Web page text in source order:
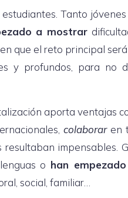
Tanto
a mostrar
que el reto principal será
y profundos, para no
aporta ventajas
colaboraren
impensables.
o han
social, familiar…